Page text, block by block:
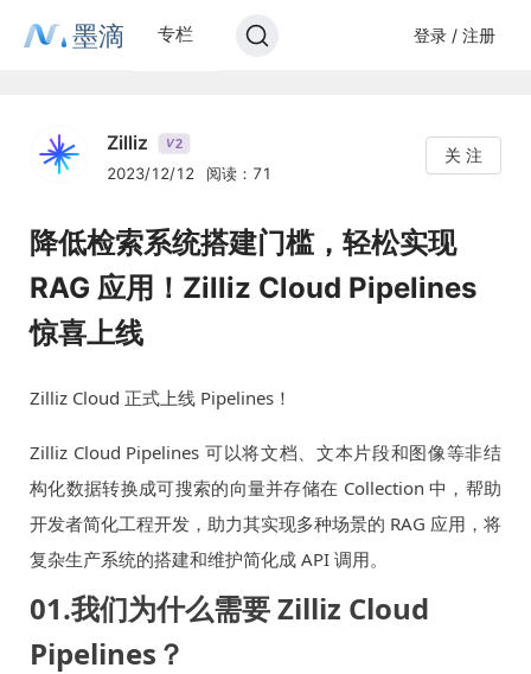
墨滴 专栏 登录 / 注册
Zilliz V2
2023/12/12 阅读：71
关 注
降低检索系统搭建门槛，轻松实现
RAG 应用！Zilliz Cloud Pipelines
惊喜上线
Zilliz Cloud 正式上线 Pipelines！
Zilliz Cloud Pipelines 可以将文档、文本片段和图像等非结
构化数据转换成可搜索的向量并存储在 Collection 中，帮助
开发者简化工程开发，助力其实现多种场景的 RAG 应用，将
复杂生产系统的搭建和维护简化成 API 调用。
01.我们为什么需要 Zilliz Cloud
Pipelines？